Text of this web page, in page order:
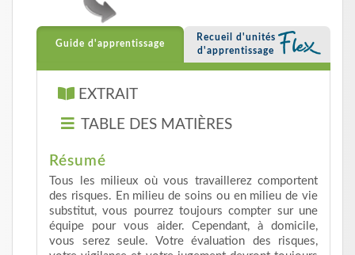
Guide d'apprentissage
Recueil d'unités
d'apprentissage
EXTRAIT
TABLE DES MATIÈRES
Résumé
Tous les milieux où vous travaillerez comportent
des risques. En milieu de soins ou en milieu de vie
substitut, vous pourrez toujours compter sur une
équipe pour vous aider. Cependant, à domicile,
vous serez seule. Votre évaluation des risques,